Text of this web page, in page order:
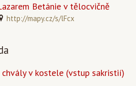
Betánie v tělocvičně
http://mapy.cz/s/lFcx
v kostele (vstup sakristií)